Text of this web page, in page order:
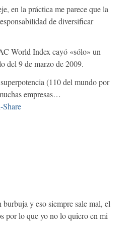
en la práctica me parece que la
de diversificar
World Index cayó «sólo» un
del 9 de marzo de 2009.
(110 del mundo por
empresas…
y eso siempre sale mal, el
por lo que yo no lo quiero en mi